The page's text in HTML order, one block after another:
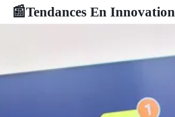
📰Tendances En Innovation